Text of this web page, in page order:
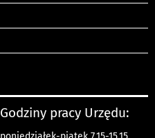
Godziny pracy Urzędu: